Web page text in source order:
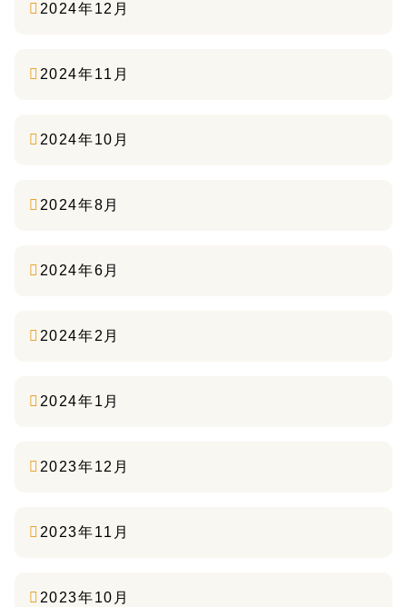
2024年12月
2024年11月
2024年10月
2024年8月
2024年6月
2024年2月
2024年1月
2023年12月
2023年11月
2023年10月